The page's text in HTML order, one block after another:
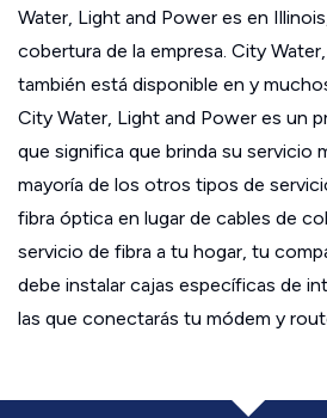
Water, Light and Power es en
cobertura de la empresa. City
también está disponible en y
City Water, Light and Power es un
que significa que brinda su servicio
mayoría de los otros tipos de
fibra óptica en lugar de cables de
servicio de fibra a tu hogar, tu
debe instalar cajas específicas de
las que conectarás tu módem y